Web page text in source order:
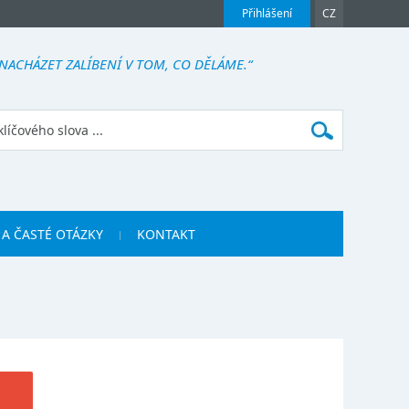
Přihlášení CZ
ZALÍBENÍ V TOM, CO DĚLÁME.“
ČASTÉ OTÁZKY KONTAKT